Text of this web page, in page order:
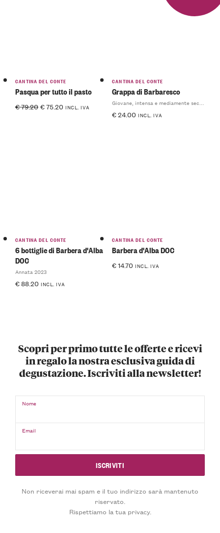
CANTINA DEL CONTE
Pasqua per tutto il pasto
€79.20 €75.20 INCL. IVA
CANTINA DEL CONTE
Grappa di Barbaresco
Giovane, intensa e mediamente secca
€24.00 INCL. IVA
CANTINA DEL CONTE
6 bottiglie di Barbera d'Alba
DOC
Annata 2023
€88.20 INCL. IVA
CANTINA DEL CONTE
Barbera d'Alba DOC
€14.70 INCL. IVA
Scopri per primo tutte le offerte e ricevi
in regalo la nostra esclusiva guida di
degustazione. Iscriviti alla newsletter!
Nome
Email
Non riceverai mai spam e il tuo indirizzo sarà mantenuto
riservato.
Rispettiamo la tua privacy.